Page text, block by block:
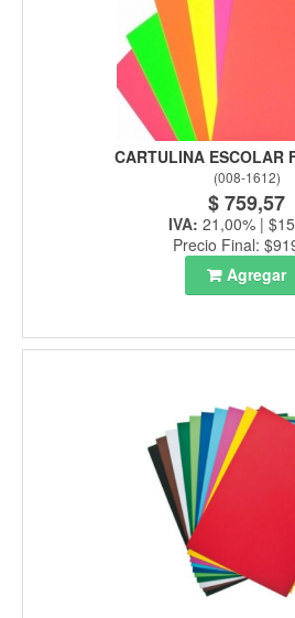
CARTULINA ESCOLAR
(008-1612)
$ 759,57
IVA: 21,00% |
Precio Final:
Agregar